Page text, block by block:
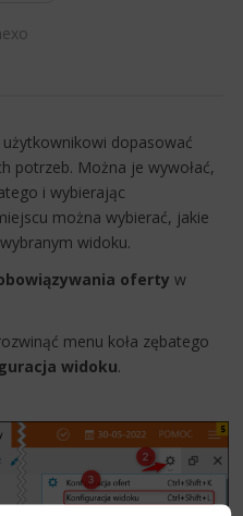
dopasować
potrzeb. Można je wywołać,
i wybierając
można wybierać, jakie
widoku.
oferty w
menu koła zębatego
widoku.